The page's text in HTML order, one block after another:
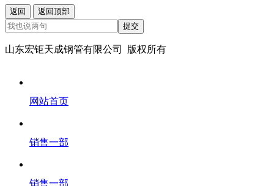
返回
返回顶部
提交
山东宏钜天成钢管有限公司 版权所有
网站首页
销售一部
销售一部